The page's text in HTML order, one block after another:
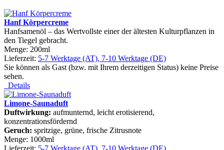
Hanf Körpercreme
Hanfsamenöl – das Wertvollste einer der ältesten Kulturpflanzen in
den Tiegel gebracht.
Menge: 200ml
Lieferzeit: 5-7 Werktage (AT), 7-10 Werktage (DE)
Sie können als Gast (bzw. mit Ihrem derzeitigen Status) keine Preise
sehen.
Details
Limone-Saunaduft
Duftwirkung: aufmunternd, leicht erotisierend,
konzentrationsfördernd
Geruch: spritzige, grüne, frische Zitrusnote
Menge: 1000ml
Lieferzeit: 5-7 Werktage (AT), 7-10 Werktage (DE)